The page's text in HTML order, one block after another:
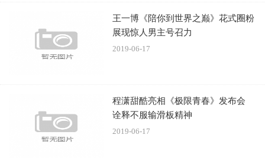
王一博《陪你到世界之巅》花式圈粉
展现惊人男主号召力
2019-06-17
程潇甜酷亮相《极限青春》发布会
诠释不服输滑板精神
2019-06-17